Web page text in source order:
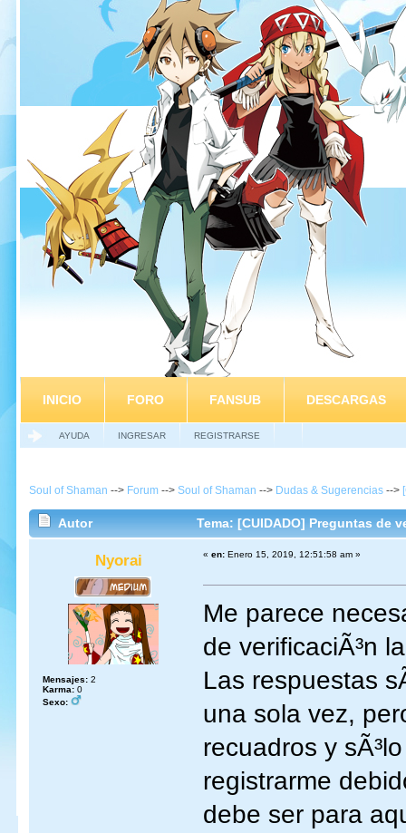
INICIO FORO FANSUB DESCARGAS
AYUDA INGRESAR REGISTRARSE
Soul of Shaman --> Forum --> Soul of Shaman --> Dudas & Sugerencias -->
Autor Tema: [CUIDADO] Preguntas de
Nyorai
Mensajes: 2
Karma: 0
Sexo:
« en: Enero 15, 2019, 12:51:58 am »
Me parece
de verificaciÃ³n
Las respuestas
una sola vez,
recuadros y
registrarme
debe ser para